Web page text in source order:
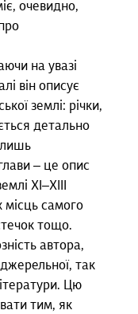
очевидно,
на увазі
він описує
землі: річки,
детально
лишь
– це опис
ХІ–ХІІІ
місць самого
тощо.
автора,
джерельної, так
Цю
тим, як